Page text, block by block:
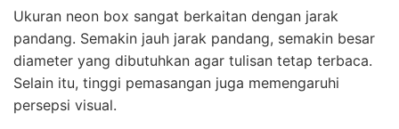
Ukuran neon box sangat berkaitan dengan jarak
pandang. Semakin jauh jarak pandang, semakin besar
diameter yang dibutuhkan agar tulisan tetap terbaca.
Selain itu, tinggi pemasangan juga memengaruhi
persepsi visual.